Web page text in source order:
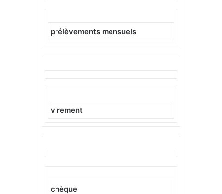
prélèvements mensuels
virement
chèque